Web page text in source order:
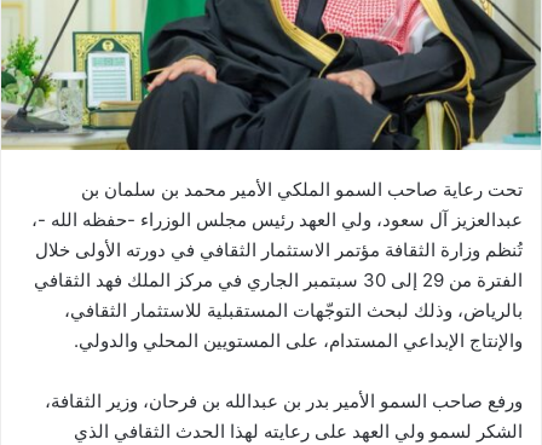
تحت رعاية صاحب السمو الملكي الأمير محمد بن سلمان بن
عبدالعزيز آل سعود، ولي العهد رئيس مجلس الوزراء -حفظه الله -،
تُنظم وزارة الثقافة مؤتمر الاستثمار الثقافي في دورته الأولى خلال
الفترة من 29 إلى 30 سبتمبر الجاري في مركز الملك فهد الثقافي
بالرياض، وذلك لبحث التوجّهات المستقبلية للاستثمار الثقافي،
والإنتاج الإبداعي المستدام، على المستويين المحلي والدولي.
ورفع صاحب السمو الأمير بدر بن عبدالله بن فرحان، وزير الثقافة،
الشكر لسمو ولي العهد على رعايته لهذا الحدث الثقافي الذي